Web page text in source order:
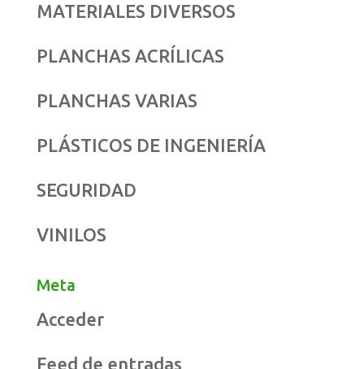
MATERIALES DIVERSOS
PLANCHAS ACRÍLICAS
PLANCHAS VARIAS
PLÁSTICOS DE INGENIERÍA
SEGURIDAD
VINILOS
Meta
Acceder
Feed de entradas